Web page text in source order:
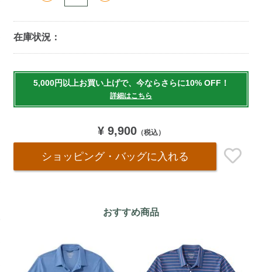
在庫状況：
to
5,000円以上お買い上げで、今ならさらに10% OFF！
詳細はこちら
¥ 9,900（税込）
ショッピング・バッグに入れる
おすすめ商品